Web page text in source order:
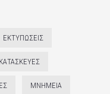
ΕΚΤΥΠΏΣΕΙΣ
ΚΑΤΑΣΚΕΥΈΣ
ΜΝΗΜΕΊΑ